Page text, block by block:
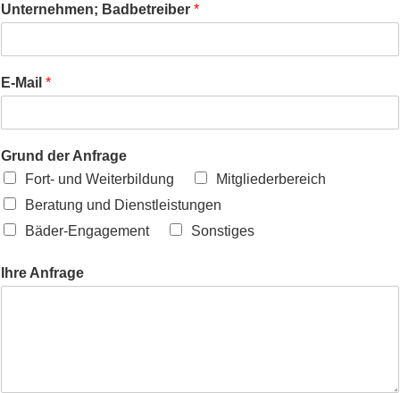
Unternehmen; Badbetreiber *
E-Mail *
Grund der Anfrage
Fort- und Weiterbildung
Mitgliederbereich
Beratung und Dienstleistungen
Bäder-Engagement
Sonstiges
Ihre Anfrage